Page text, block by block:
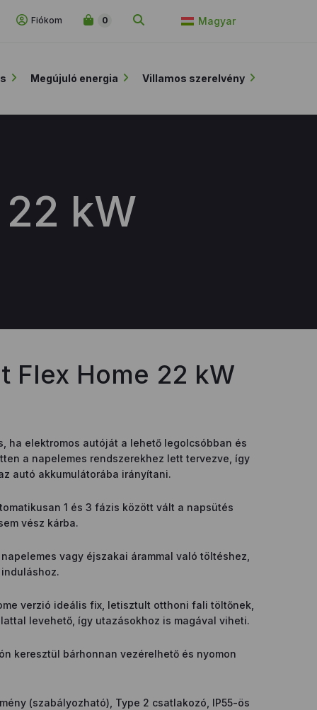
Fiókom 0 Magyar
Megújuló energia Villamos szerelvény
kW
Flex Home 22 kW
ha elektromos autóját a lehető legolcsóbban és
a napelemes rendszerekhez lett tervezve, így
autó akkumulátorába irányítani.
1 és 3 fázis között vált a napsütés
vész kárba.
vagy éjszakai árammal való töltéshez,
verzió ideális fix, letisztult otthoni fali töltőnek,
levehető, így utazásokhoz is magával viheti.
keresztül bárhonnan vezérelhető és nyomon
(szabályozható), Type 2 csatlakozó, IP55-ös